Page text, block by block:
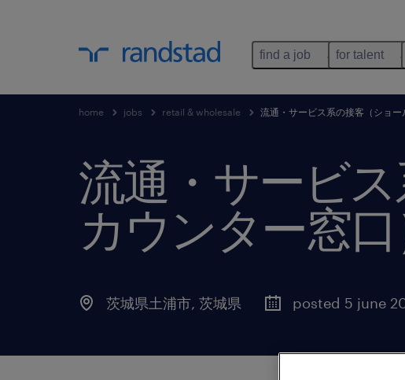
find a job for talent
home jobs retail & wholesale 流通・サービス系の接客（ショー
流通・サービ
カウンター窓口
茨城県土浦市, 茨城県 posted 5 june